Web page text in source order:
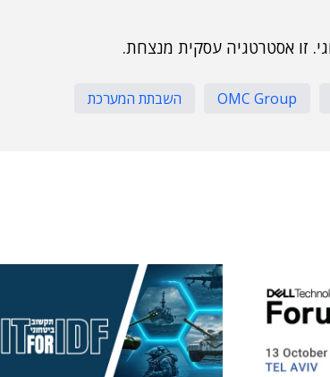
זו אסטרטגיה עסקית מנצחת.
OMC Group השבתת המערכת